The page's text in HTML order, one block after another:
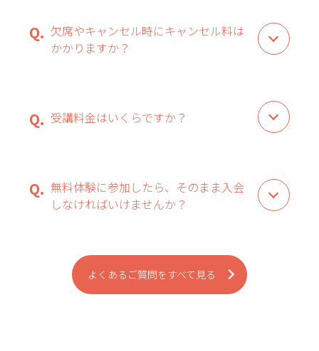
欠席やキャンセル時にキャンセル料は
かかりますか？
受講料金はいくらですか？
無料体験に参加したら、そのまま入会
しなければいけませんか？
よくあるご質問をすべて見る